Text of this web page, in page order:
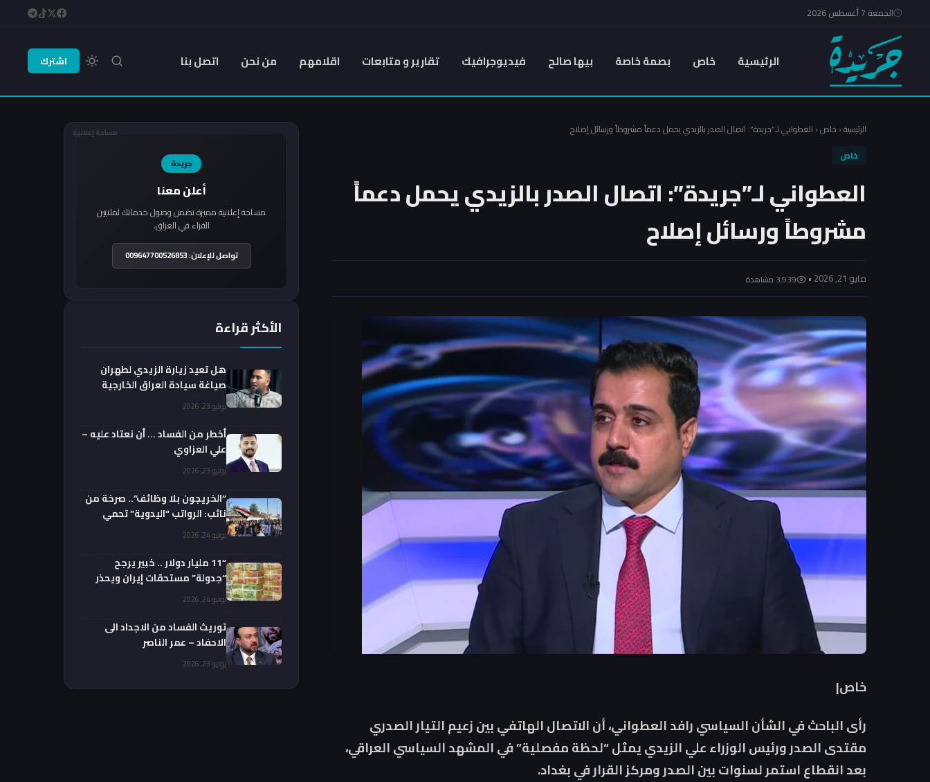
الجمعة 7 أغسطس 2026
الرئيسية خاص بصمة خاصة بيها صالح فيديوجرافيك تقارير و متابعات اقلامهم من نحن اتصل بنا اشترك
الرئيسية‹ خاص‹ العطواني لـ”جريدة”: اتصال الصدر بالزيدي يحمل دعماً مشروطاً ورسائل إصلاح
خاص
العطواني لـ”جريدة”: اتصال الصدر بالزيدي يحمل دعماً
مشروطاً ورسائل إصلاح
مايو 21, 2026 • 3٬939 مشاهدة
خاص|
رأى الباحث في الشأن السياسي رافد العطواني، أن الاتصال الهاتفي بين زعيم التيار الصدري
مقتدى الصدر ورئيس الوزراء علي الزيدي يمثل “لحظة مفصلية” في المشهد السياسي العراقي،
بعد انقطاع استمر لسنوات بين الصدر ومركز القرار في بغداد.
مساحة إعلانية
جريدة
أعلن معنا
مساحة إعلانية مميزة تضمن وصول خدماتك لملايين
القراء في العراق.
تواصل للإعلان: 009647700526853
الأكثر قراءة
هل تعيد زيارة الزيدي لطهران
صياغة سيادة العراق الخارجية
فعليا؟.. باحث يوضحيوليو 23, 2026
أخطر من الفساد … أن نعتاد عليه –
علي العزاوي
يوليو 23, 2026
“الخريجون بلا وظائف”.. صرخة من
نائب: الرواتب “اليدوية” تحمي
الفضائيين!يوليو 24, 2026
“11 مليار دولار .. خبير يرجح
“جدولة” مستحقات إيران ويحذر
من السداد الفورييوليو 24, 2026
توريث الفساد من الاجداد الى
الاحفاد – عمر الناصر
يوليو 23, 2026